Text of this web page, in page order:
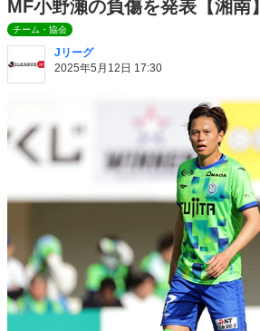
MF小野瀬の負傷を発表【湘南】
チーム・協会
Jリーグ
2025年5月12日 17:30